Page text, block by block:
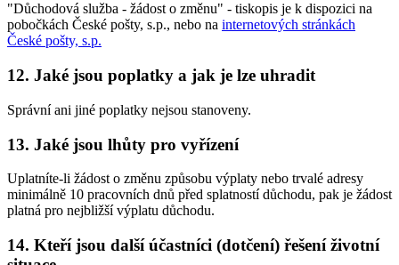
"Důchodová služba - žádost o změnu" - tiskopis je k dispozici na
pobočkách České pošty, s.p., nebo na internetových stránkách
České pošty, s.p.
12. Jaké jsou poplatky a jak je lze uhradit
Správní ani jiné poplatky nejsou stanoveny.
13. Jaké jsou lhůty pro vyřízení
Uplatníte-li žádost o změnu způsobu výplaty nebo trvalé adresy
minimálně 10 pracovních dnů před splatností důchodu, pak je žádost
platná pro nejbližší výplatu důchodu.
14. Kteří jsou další účastníci (dotčení) řešení životní